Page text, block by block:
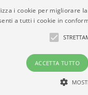
vengono
correttezza,
i cookie per migliorare
a tutti i cookie in
ACCETTA TUTTO